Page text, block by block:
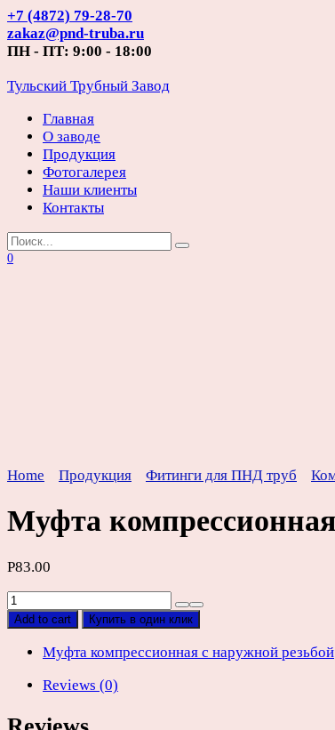
Перейти
к
содержанию
+7 (4872) 79-28-70
zakaz@pnd-truba.ru
ПН - ПТ: 9:00 - 18:00
Тульский Трубный Завод
Главная
О заводе
Продукция
Фотогалерея
Наши клиенты
Контакты
Search
for:
0
Home Продукция Фитинги для ПНД труб
Муфта
Р83.00
Муфта
компрессионная
наружной
ПНД
х
Add to cart Купить в один клик
Муфта компрессионная с наружной резьбой
Reviews (0)